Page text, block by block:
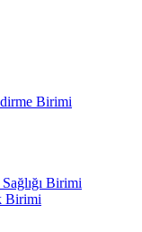
Birimi
Birimi
Birimi